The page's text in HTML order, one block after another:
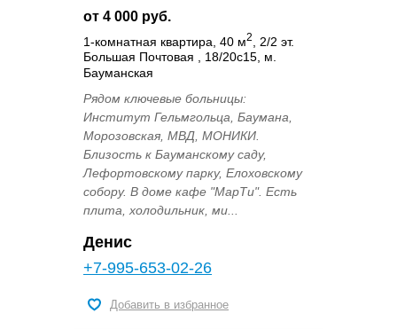
от 4 000 руб.
1-комнатная квартира, 40 м2
, 2/2 эт.
Большая Почтовая , 18/20с15, м.
Бауманская
Рядом ключевые больницы:
Институт Гельмгольца, Баумана,
Морозовская, МВД, МОНИКИ.
Близость к Бауманскому саду,
Лефортовскому парку, Елоховскому
собору. В доме кафе "МарТи". Есть
плита, холодильник, ми...
Денис
+7-995-653-02-26
Добавить в избранное